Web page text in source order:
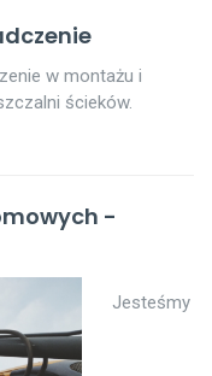
w montażu i
ścieków.
-
Jesteśmy